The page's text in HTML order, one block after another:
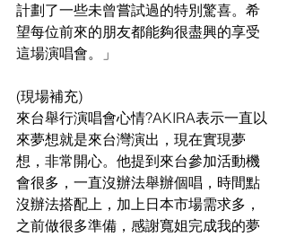
計劃了一些未曾嘗試過的特別驚喜。希
望每位前來的朋友都能夠很盡興的享受
這場演唱會。」
(現場補充)
來台舉行演唱會心情?AKIRA表示一直以
來夢想就是來台灣演出，現在實現夢
想，非常開心。他提到來台參加活動機
會很多，一直沒辦法舉辦個唱，時間點
沒辦法搭配上，加上日本市場需求多，
之前做很多準備，感謝寬姐完成我的夢